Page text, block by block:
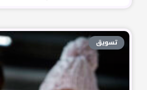
تسويق